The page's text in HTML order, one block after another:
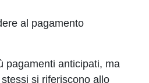
al pagamento
pagamenti anticipati, ma
si riferiscono allo